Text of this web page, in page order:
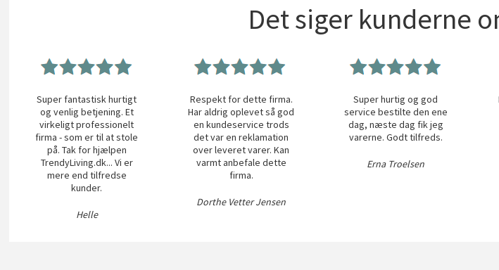
Det siger kunderne
Super fantastisk hurtigt
og venlig betjening. Et
virkeligt professionelt
firma - som er til at stole
på. Tak for hjælpen
TrendyLiving.dk... Vi er
mere end tilfredse
kunder.
Helle
Respekt for dette firma.
Har aldrig oplevet så god
en kundeservice trods
det var en reklamation
over leveret varer. Kan
varmt anbefale dette
firma.
Dorthe Vetter Jensen
Super hurtig og god
service bestilte den ene
dag, næste dag fik jeg
varerne. Godt tilfreds.
Erna Troelsen